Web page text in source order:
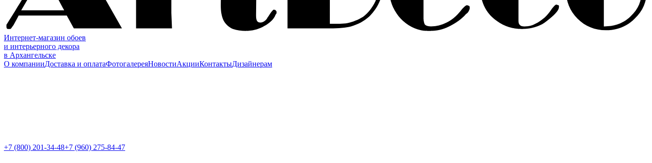
Интернет-магазин обоев
и интерьерного декора
в Архангельске
О компанииДоставка и оплатаФотогалереяНовостиАкцииКонтактыДизайнерам
+7 (800) 201-34-48+7 (960) 275-84-47